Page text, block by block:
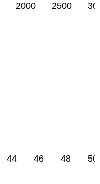
2000 2500
44 46 48 50